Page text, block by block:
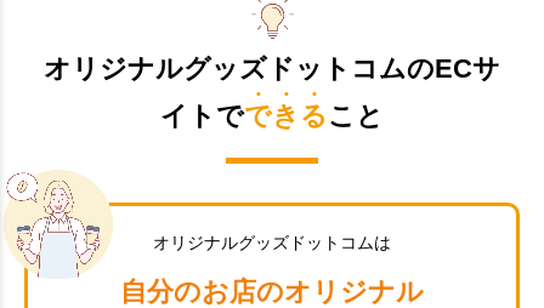
オリジナルグッズドットコムのECサ
イトでできる こと
オリジナルグッズドットコムは
自分のお店のオリジナル